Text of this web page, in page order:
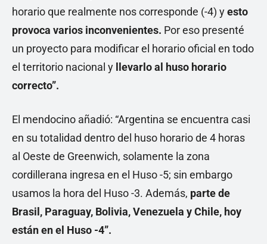
horario que realmente nos corresponde (-4) yesto
provoca varios inconvenientes. Por eso presenté
un proyecto para modificar el horario oficial en todo
el territorio nacional y llevarlo al huso horario
correcto”.
El mendocino añadió: “Argentina se encuentra casi
en su totalidad dentro del huso horario de 4 horas
al Oeste de Greenwich, solamente la zona
cordillerana ingresa en el Huso -5; sin embargo
usamos la hora del Huso -3. Además, parte de
Brasil, Paraguay, Bolivia, Venezuela y Chile, hoy
están en el Huso -4”.